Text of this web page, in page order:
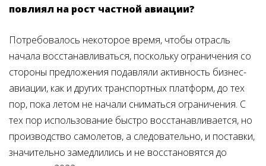
повлиял на рост частной авиации?
Потребовалось некоторое время, чтобы отрасль
начала восстанавливаться, поскольку ограничения со
стороны предложения подавляли активность бизнес-
авиации, как и других транспортных платформ, до тех
пор, пока летом не начали сниматься ограничения. С
тех пор использование быстро восстанавливается, но
производство самолетов, а следовательно, и поставки,
значительно замедлились и не восстановятся до